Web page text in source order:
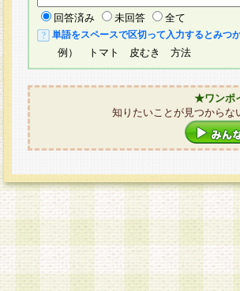
回答済み 未回答 全て
単語をスペースで区切って入力するとみつ
例） トマト 皮むき 方法
★ワンポ
知りたいことが見つからな